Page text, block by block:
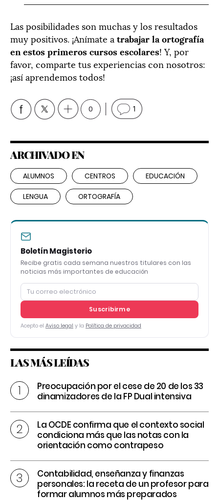
Las posibilidades son muchas y los resultados
muy positivos. ¡Anímate a trabajar la ortografía
en estos primeros cursos escolares! Y, por
favor, comparte tus experiencias con nosotros:
¡así aprendemos todos!
0 1
ARCHIVADO EN
ALUMNOS CENTROS EDUCACIÓN
LENGUA ORTOGRAFÍA
Boletín Magisterio
Recibe gratis cada semana nuestros titulares con las
noticias más importantes de educación
Suscribirme
Acepto el Aviso legal y la Política de privacidad
LAS MÁS LEÍDAS
Preocupación por el cese de 20 de los 33
dinamizadores de la FP Dual intensiva
La OCDE confirma que el contexto social
condiciona más que las notas con la
orientación como contrapeso
Contabilidad, enseñanza y finanzas
personales: la receta de un profesor para
formar alumnos más preparados